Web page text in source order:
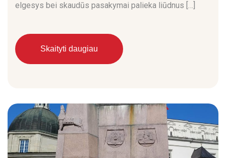
elgesys bei skaudūs pasakymai palieka liūdnus […]
Skaityti daugiau